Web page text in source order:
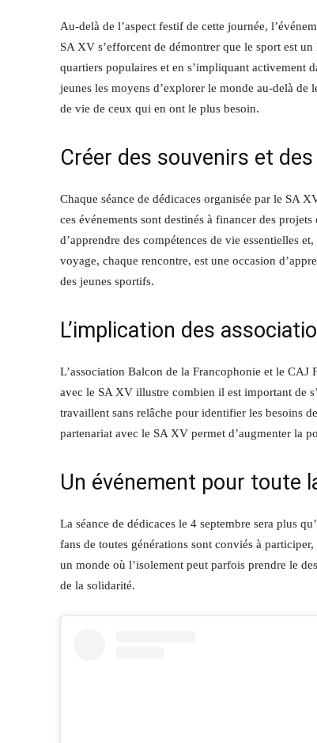
Au-delà de l’aspect festif de cette journée,
SA XV s’efforcent de démontrer que le sport est
quartiers populaires et en s’impliquant activement
jeunes les moyens d’explorer le monde au-delà
de vie de ceux qui en ont le plus besoin.
Créer des souvenirs et
Chaque séance de dédicaces organisée par le SA
ces événements sont destinés à financer des
d’apprendre des compétences de vie essentielles
voyage, chaque rencontre, est une occasion
des jeunes sportifs.
L’implication des
L’association Balcon de la Francophonie et le
avec le SA XV illustre combien il est important de
travaillent sans relâche pour identifier les besoins
partenariat avec le SA XV permet d’augmenter la
Un événement pour toute
La séance de dédicaces le 4 septembre sera plus
fans de toutes générations sont conviés à
un monde où l’isolement peut parfois prendre le
de la solidarité.